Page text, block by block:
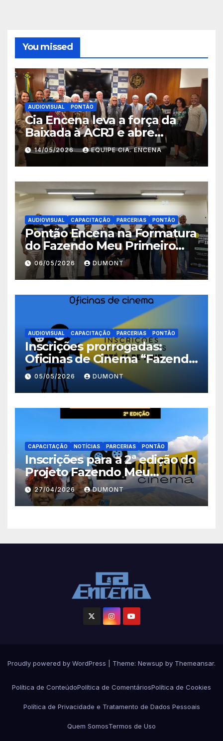
You missed
AUDIOVISUAL PONTÃO
Cia Encena leva a força da
Baixada à ACRJ e abre
inscrições para a 2ª turma do
Fazendo Meu Primeiro Filme”
em Nova Iguaçu
14/05/2026 EQUIPE CIA. ENCENA
AUDIOVISUAL CAPACITAÇÃO PARCERIAS PONTÃO
Pontão Encena na Formatura
do Fazendo Meu Primeiro
Filme no Degase Belford
Roxo e reforça as inscrições
abertas em Nova Iguaçu
06/05/2026 DUMONT
AUDIOVISUAL CAPACITAÇÃO PARCERIAS PONTÃO
Inscrições prorrogadas:
Oficinas de Cinema “Fazendo
Meu Primeiro Filme” em
Nova Iguaçu seguem abertas
até 11 de maio
05/05/2026 DUMONT
CAPACITAÇÃO NOTÍCIAS PARCERIAS PONTÃO
Inscrições para a 2ª edição do
Projeto Fazendo Meu
Primeiro Filme em Nova
Iguaçu
27/04/2026 DUMONT
Proudly powered by WordPress Theme: Newsup by Themeansar.
Política de ConteúdoPolítica de ComentáriosPolítica de Cookies
Política de Privacidade e Tratamento de Dados Pessoais
Quem SomosTermos de Uso